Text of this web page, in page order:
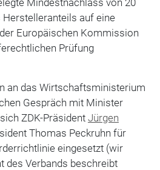
Herstelleranteils auf eine
Europäischen Kommission
Prüfung
an das Wirtschaftsministerium
Gespräch mit Minister
ZDK-Präsident Jürgen
Thomas Peckruhn für
eingesetzt (wir
des Verbands beschreibt